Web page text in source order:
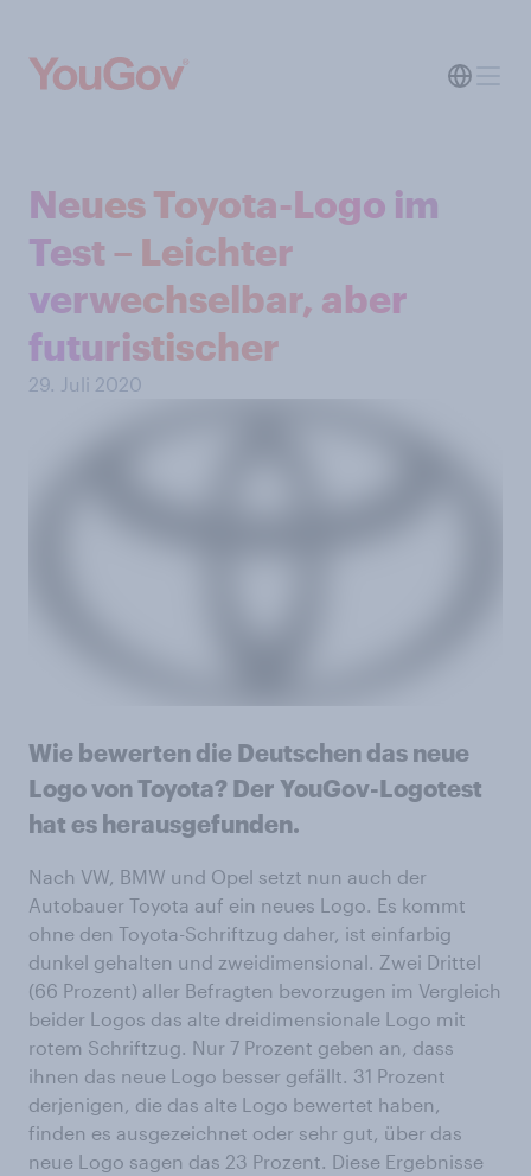
Neues Toyota-Logo im
Test – Leichter
verwechselbar, aber
futuristischer
29. Juli 2020
Wie bewerten die Deutschen das neue
Logo von Toyota? Der YouGov-Logotest
hat es herausgefunden.
Nach VW, BMW und Opel setzt nun auch der
Autobauer Toyota auf ein neues Logo. Es kommt
ohne den Toyota-Schriftzug daher, ist einfarbig
dunkel gehalten und zweidimensional. Zwei Drittel
(66 Prozent) aller Befragten bevorzugen im Vergleich
beider Logos das alte dreidimensionale Logo mit
rotem Schriftzug. Nur 7 Prozent geben an, dass
ihnen das neue Logo besser gefällt. 31 Prozent
derjenigen, die das alte Logo bewertet haben,
finden es ausgezeichnet oder sehr gut, über das
neue Logo sagen das 23 Prozent. Diese Ergebnisse